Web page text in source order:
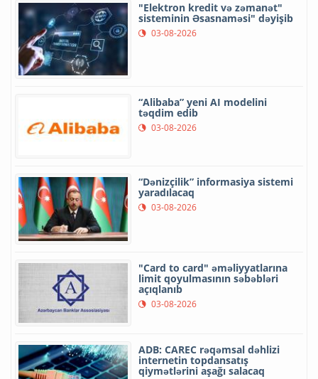
"Elektron kredit və zəmanət"
sisteminin Əsasnaməsi" dəyişib
03-08-2026
“Alibaba” yeni AI modelini
təqdim edib
03-08-2026
“Dənizçilik” informasiya sistemi
yaradılacaq
03-08-2026
"Card to card" əməliyyatlarına
limit qoyulmasının səbəbləri
açıqlanıb
03-08-2026
ADB: CAREC rəqəmsal dəhlizi
internetin topdansatış
qiymətlərini aşağı salacaq